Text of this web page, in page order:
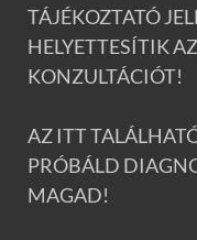
TÁJÉKOZTATÓ
HELYETTESÍTIK
KONZULTÁCIÓT!
AZ ITT
PRÓBÁLD
MAGAD!